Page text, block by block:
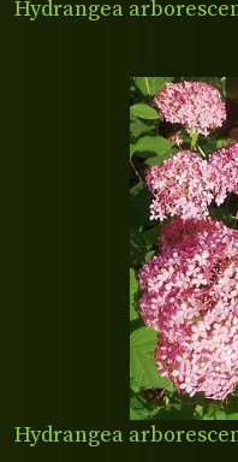
Hydrangea
Hydrangea